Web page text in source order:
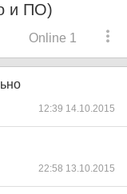
и ПО)
Online 1
12:39 14.10.2015
22:58 13.10.2015